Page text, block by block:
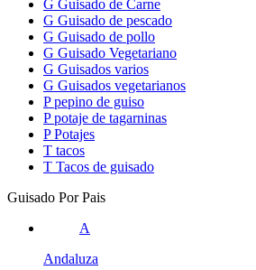
G Guisado de Carne
G Guisado de pescado
G Guisado de pollo
G Guisado Vegetariano
G Guisados varios
G Guisados vegetarianos
P pepino de guiso
P potaje de tagarninas
P Potajes
T tacos
T Tacos de guisado
Guisado Por Pais
A
Andaluza